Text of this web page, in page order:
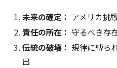
未来の確定： アメリカ挑
責任の所在： 守るべき存
伝統の破壊： 規律に縛ら
出